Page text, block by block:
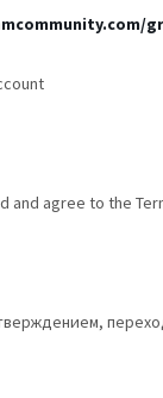
and agree to the